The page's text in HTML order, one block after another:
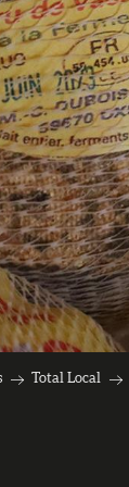
Total Local